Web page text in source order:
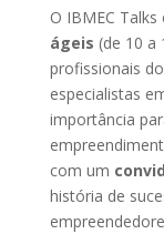
O IBMEC
ágeis (de 10 a
profissionais
especialistas
importância
com um
história de